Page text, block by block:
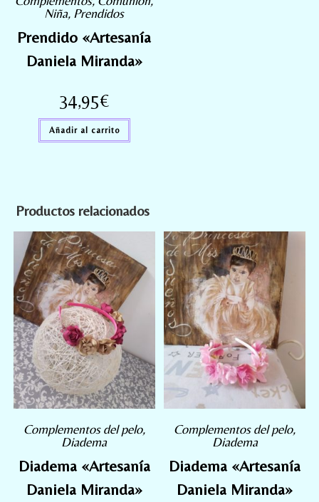
Niña, Prendidos
Prendido «Artesanía
Daniela Miranda»
34,95€
Añadir al carrito
Productos relacionados
Complementos del pelo,
Diadema
Diadema «Artesanía
Daniela Miranda»
Complementos del pelo,
Diadema
Diadema «Artesanía
Daniela Miranda»